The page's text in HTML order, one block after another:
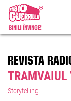
REVISTA
TRAMVAIUL
Storytelling